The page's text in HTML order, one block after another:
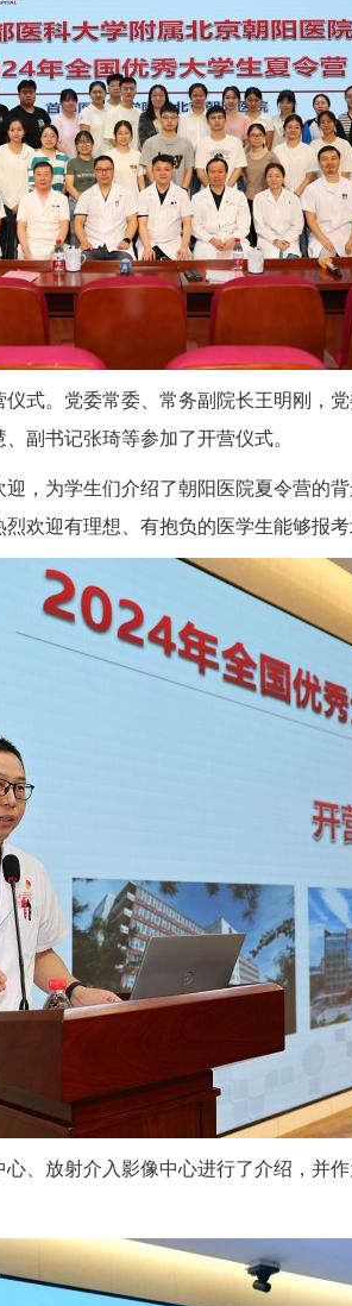
式。党委常委、常务副院长王明刚，
副书记张琦等参加了开营仪式。
，为学生们介绍了朝阳医院夏令营的
欢迎有理想、有抱负的医学生能够报考
、放射介入影像中心进行了介绍，并